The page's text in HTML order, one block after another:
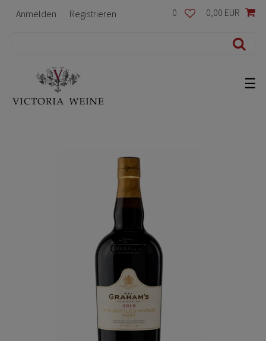
Anmelden Registrieren 0 0,00 EUR
☰